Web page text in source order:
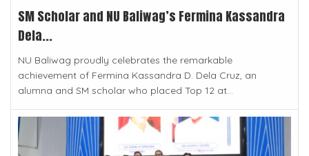
SM Scholar and NU Baliwag’s Fermina Kassandra
Dela...
NU Baliwag proudly celebrates the remarkable
achievement of Fermina Kassandra D. Dela Cruz, an
alumna and SM scholar who placed Top 12 at...